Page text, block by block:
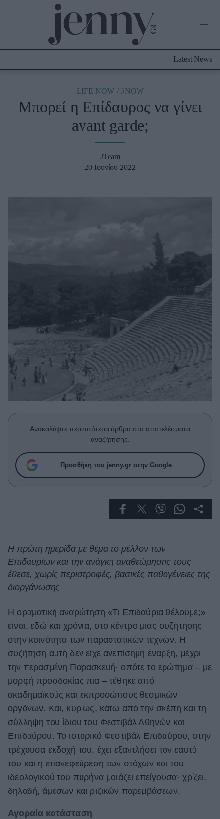
Culture
Fashion
Well being
Fitness
Woman Power
Parenting
Working Girl
Πρόσωπα
Συνεντεύξεις
Who
True Stories
Living
Deco
Green
Αφιερώματα
ΒΟΞ
Χωρίς Ταμπέλες
Women's Forum
Hautes Grecians
Latest News
LIFE NOW #NOW
Μπορεί η Επίδαυρος να γίνει
avant garde;
JTeam
20 Ιουνίου 2022
Ανακαλύψτε περισσότερα άρθρα στα αποτελέσματα
αναζήτησης.
Προσθήκη του jenny.gr στην Google
Η πρώτη ημερίδα με θέμα το μέλλον των
Επιδαυρίων και την ανάγκη αναθεώρησης τους
έθεσε, χωρίς περιστροφές, βασικές παθογένειες της
διοργάνωσης
Η οραματική αναρώτηση «Τι Επιδαύρια θέλουμε;»
είναι, εδώ και χρόνια, στο κέντρο μιας συζήτησης
στην κοινότητα των παραστατικών τεχνών. Η
συζήτηση αυτή δεν είχε ανεπίσημη έναρξη, μέχρι
την περασμένη Παρασκευή· οπότε το ερώτημα – με
μορφή προσδοκίας πια – τέθηκε από
ακαδημαϊκούς και εκπροσώπους θεσμικών
οργάνων. Και, κυρίως, κάτω από την σκέπη και τη
σύλληψη του ίδιου του Φεστιβάλ Αθηνών και
Επιδαύρου. Το ιστορικό Φεστιβάλ Επιδαύρου, στην
τρέχουσα εκδοχή του, έχει εξαντλήσει τον εαυτό
του και η επανεφεύρεση των στόχων και του
ιδεολογικού του πυρήνα μοιάζει επείγουσα· χρίζει,
δηλαδή, άμεσων και ριζικών παρεμβάσεων.
Αγοραία κατάσταση